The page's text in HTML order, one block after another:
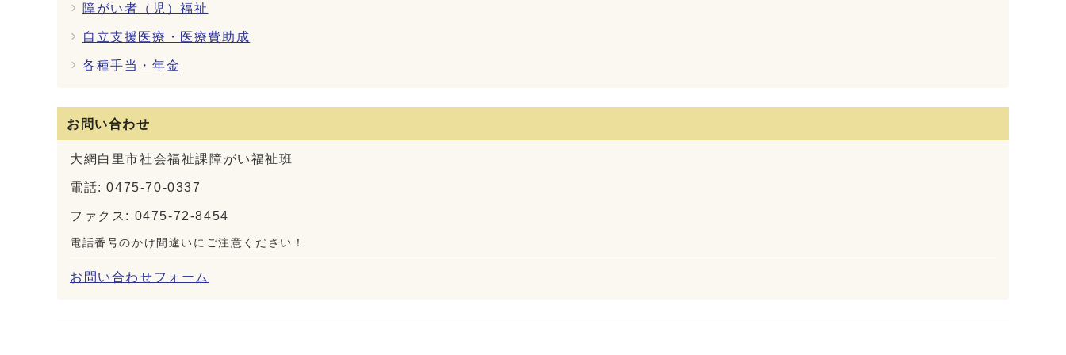
障がい者（児）福祉
自立支援医療・医療費助成
各種手当・年金
お問い合わせ
大網白里市社会福祉課障がい福祉班
電話: 0475-70-0337
ファクス: 0475-72-8454
電話番号のかけ間違いにご注意ください！
お問い合わせフォーム